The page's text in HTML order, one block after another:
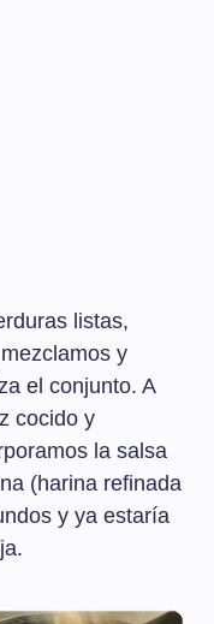
listas,
y
el conjunto. A
cocido y
la salsa
(harina refinada
y ya estaría